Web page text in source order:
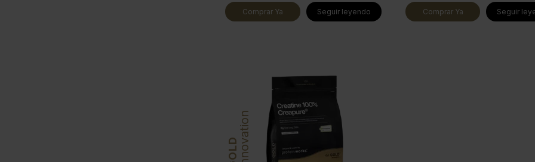
Comprar Ya Seguir leyendo Comprar Ya Seguir
GOLDInnovation